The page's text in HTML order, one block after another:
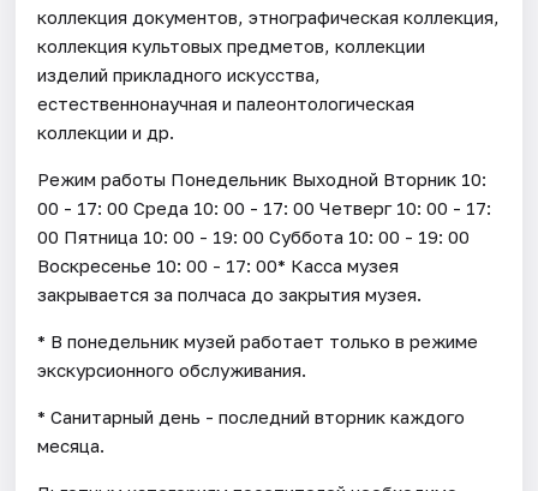
коллекция документов, этнографическая коллекция,
коллекция культовых предметов, коллекции
изделий прикладного искусства,
естественнонаучная и палеонтологическая
коллекции и др.
Режим работы Понедельник Выходной Вторник 10:
00 - 17: 00 Среда 10: 00 - 17: 00 Четверг 10: 00 - 17:
00 Пятница 10: 00 - 19: 00 Суббота 10: 00 - 19: 00
Воскресенье 10: 00 - 17: 00* Касса музея
закрывается за полчаса до закрытия музея.
* В понедельник музей работает только в режиме
экскурсионного обслуживания.
* Санитарный день - последний вторник каждого
месяца.